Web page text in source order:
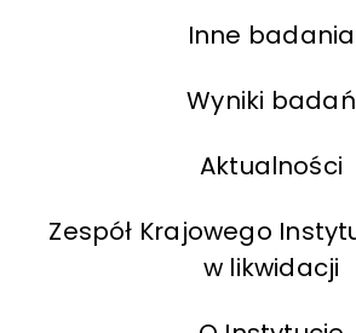
Inne badania
Wyniki badań
Aktualności
Zespół Krajowego
w likwidacji